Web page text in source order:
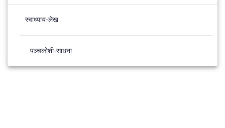
स्वाध्याय-लेख
पञ्चकोशी-साधना